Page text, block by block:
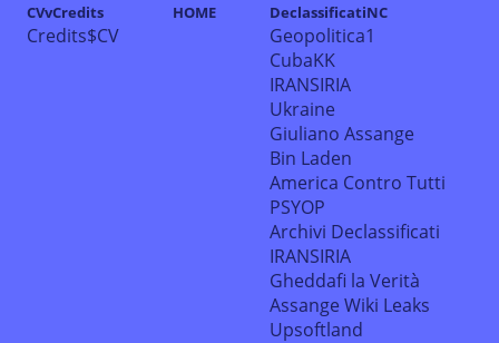
CVvCredits
Credits$CV
HOME DeclassificatiNC
Geopolitica1
CubaKK
IRANSIRIA
Ukraine
Giuliano Assange
Bin Laden
America Contro Tutti
PSYOP
Archivi Declassificati
IRANSIRIA
Gheddafi la Verità
Assange Wiki Leaks
Upsoftland